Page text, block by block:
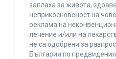
заплаха за живота,
неприкосновеност на
реклама на
лечение и/или на
не са одобрени за
България по